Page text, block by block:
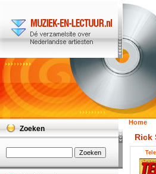
Home
Rick
Zoeken